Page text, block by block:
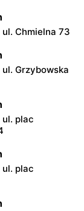
Chmielna 73
Grzybowska
ul. plac
ul. plac